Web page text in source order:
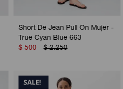
Short De Jean Pull On Mujer -
True Cyan Blue 663
$ 500 $ 2.250